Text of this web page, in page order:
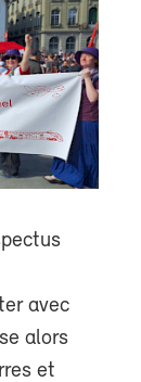
avec
alors
et